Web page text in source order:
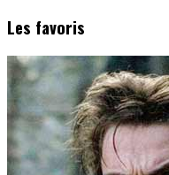
Les favoris